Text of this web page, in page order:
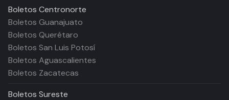
Boletos Centronorte
Boletos Guanajuato
Boletos Querétaro
Boletos San Luis Potosí
Boletos Aguascalientes
Boletos Zacatecas
Boletos Sureste